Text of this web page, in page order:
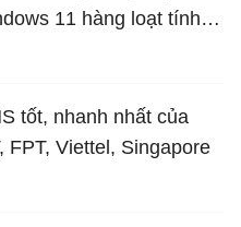
11 hàng loạt tính
tốt, nhanh nhất của
FPT, Viettel, Singapore